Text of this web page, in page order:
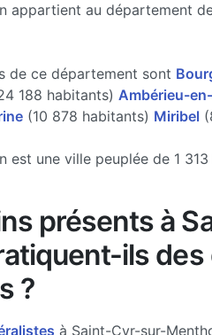
appartient au département
de ce département sont
188 habitants) Ambérieu-
(10 878 habitants) Miribel
est une ville peuplée de 1
présents à
ils
?
à Saint-Cyr-sur-